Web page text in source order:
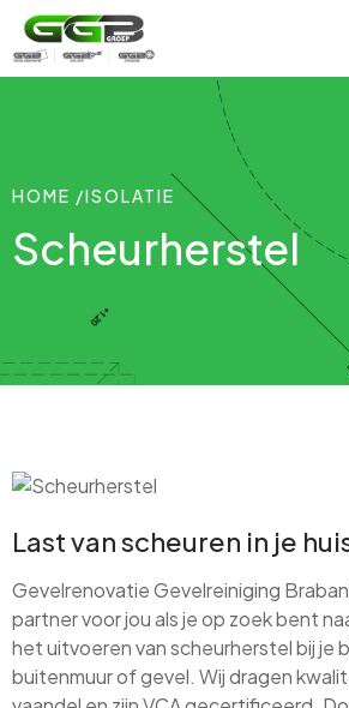
HOME /ISOLATIE
Scheurherstel
Last van scheuren in je
Gevelrenovatie Gevelreiniging
partner voor jou als je op zoek bent
het uitvoeren van scheurherstel bij je
buitenmuur of gevel. Wij dragen